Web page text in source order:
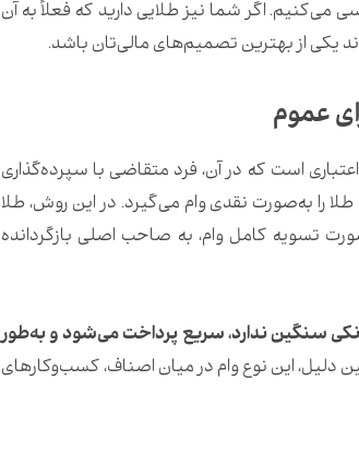
می‌کنیم. اگر شما نیز طلایی دارید که فعلاً به آن
یکی از بهترین تصمیم‌های مالی‌تان باشد.
عموم
است که در آن، فرد متقاضی با سپرده‌گذاری
را به‌صورت نقدی وام می‌گیرد. در این روش، طلا
تسویه کامل وام، به صاحب اصلی بازگردانده
سنگین ندارد، سریع پرداخت می‌شود و به‌طور
دلیل، این نوع وام در میان اصناف، کسب‌وکارهای